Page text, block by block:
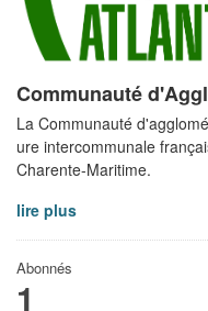
Communauté
La Communauté
ure intercommunale
Charente-Maritime.
lire plus
Abonnés
1